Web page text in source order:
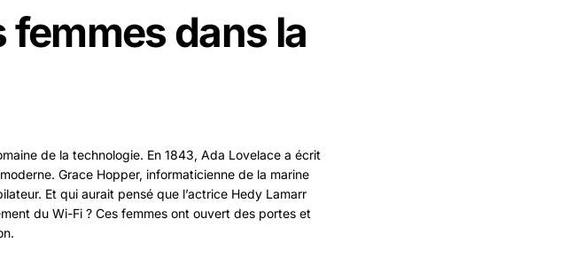
femmesdans la
de la technologie. En 1843, Ada Lovelace a écrit
Grace Hopper, informaticienne de la marine
Et qui aurait pensé que l’actrice Hedy Lamarr
du Wi-Fi ? Ces femmes ont ouvert des portes et